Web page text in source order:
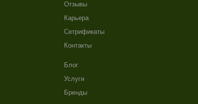
Отзывы
Карьера
Сетрификаты
Контакты
Блог
Услуги
Бренды